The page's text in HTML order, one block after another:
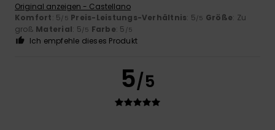
Original anzeigen - Castellano
Komfort: 5/5 Preis-Leistungs-Verhältnis: 5/5 Größe: Zu
groß Material: 5/5 Farbe: 5 /5
Ich empfehle dieses Produkt
5/5